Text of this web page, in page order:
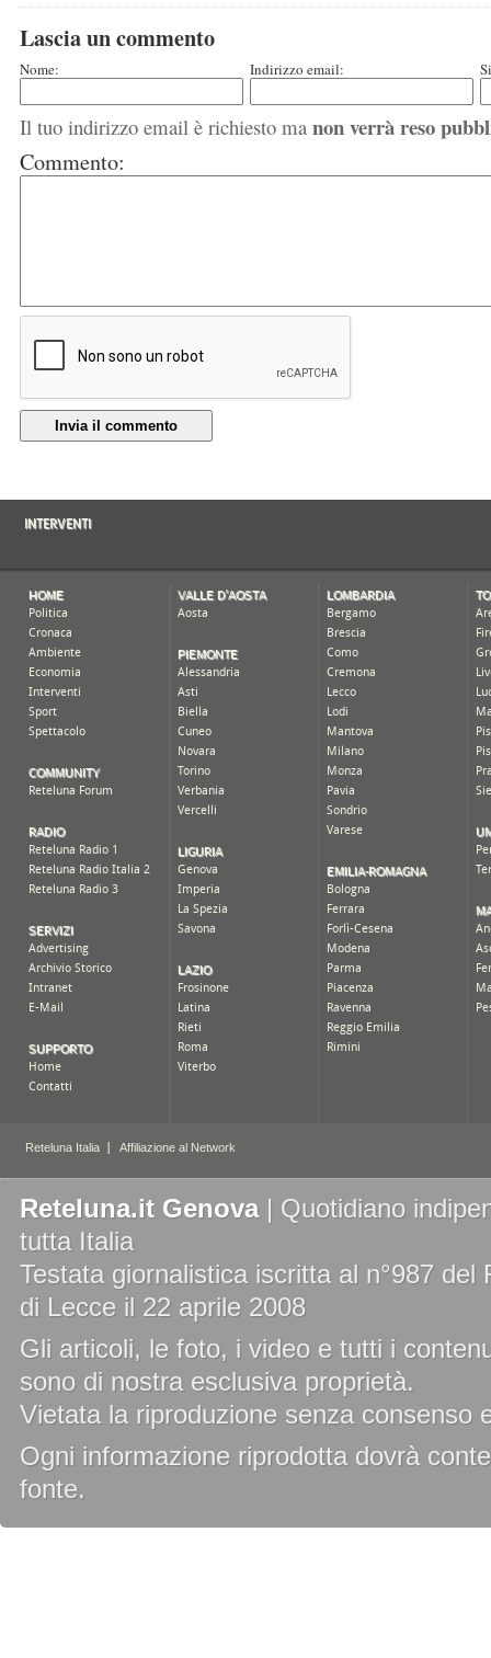
Lascia un commento
Nome: Indirizzo email:
Il tuo indirizzo email è richiesto ma non verrà reso
Commento:
Invia il commento
Reteluna.it Genova| Quotidiano
tutta Italia
Testata giornalistica iscritta al n°987
di Lecce il 22 aprile 2008
Gli articoli, le foto, i video e tutti i
sono di nostra esclusiva proprietà.
Vietata la riproduzione senza consenso
Ogni informazione riprodotta dovrà
fonte.